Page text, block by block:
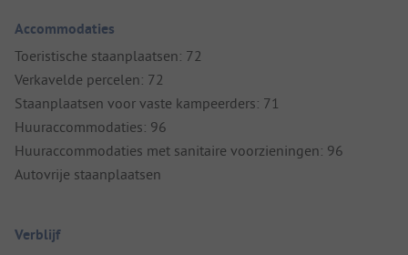
Accommodaties
Toeristische staanplaatsen: 72
Verkavelde percelen: 72
Staanplaatsen voor vaste kampeerders: 71
Huuraccommodaties: 96
Huuraccommodaties met sanitaire voorzieningen: 96
Autovrije staanplaatsen
Verblijf